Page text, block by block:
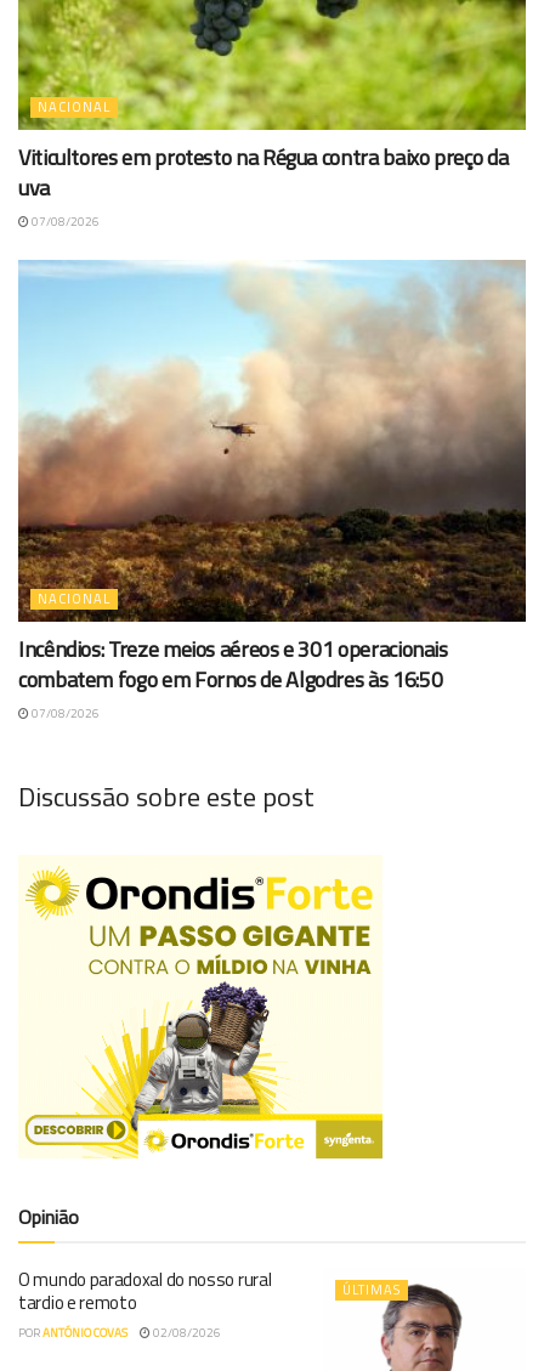
NACIONAL
Viticultores em protesto na Régua contra baixo preço da
uva
07/08/2026
NACIONAL
Incêndios: Treze meios aéreos e 301 operacionais
combatem fogo em Fornos de Algodres às 16:50
07/08/2026
Discussão sobre este post
Opinião
ÚLTIMAS
O mundo paradoxal do nosso rural
tardio e remoto
PORANTÓNIO COVAS 02/08/2026